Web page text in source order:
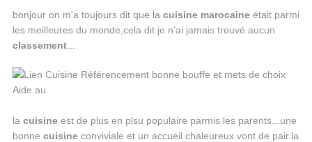
bonjour on m'a toujours dit que la cuisine marocaineétait parmi
les meilleures du monde,cela dit je n'ai jamais trouvé aucun
classement...
la cuisineest de plus en plsu populaire parmis les parents...une
bonne cuisineconviviale et un accueil chaleureux vont de pair.la